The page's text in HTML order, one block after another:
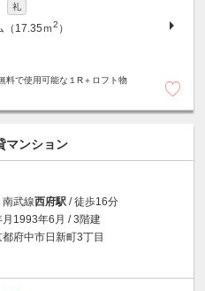
礼
（17.35ｍ2 ）
で使用可能な１R＋ロフト物
マンション
南武線西府駅 / 徒歩16分
月1993年6月 / 3階建
都府中市日新町3丁目